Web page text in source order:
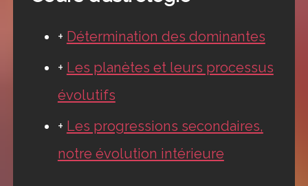
+ Détermination des dominantes
+ Les planètes et leurs processus
évolutifs
+ Les progressions secondaires,
notre évolution intérieure